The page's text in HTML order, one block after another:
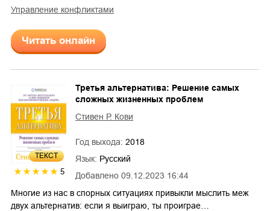
управление конфликтами
Читать онлайн
ТЕКСТ
5 Добавлено 09.12.2023 16:44
Третья альтернатива: Решение самых
сложных жизненных проблем
Стивен Р. Кови
Год выхода: 2018
Язык: Русский
Многие из нас в спорных ситуациях привыкли мыслить меж
двух альтернатив: если я выиграю, ты проиграе…